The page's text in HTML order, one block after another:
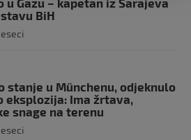
u Gazu – kapetan iz Sarajeva
BiH
stanje u Münchenu, odjeknulo
eksplozija: Ima žrtava,
snage na terenu